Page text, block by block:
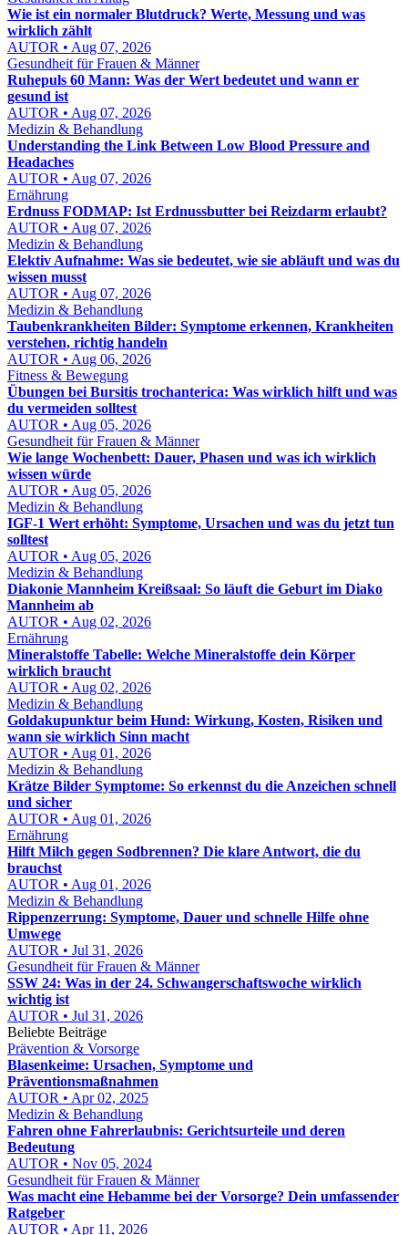
Wie ist ein normaler Blutdruck? Werte, Messung und was
wirklich zählt
AUTOR • Aug 07, 2026
Gesundheit für Frauen & Männer
Ruhepuls 60 Mann: Was der Wert bedeutet und wann er
gesund ist
AUTOR • Aug 07, 2026
Medizin & Behandlung
Understanding the Link Between Low Blood Pressure and
Headaches
AUTOR • Aug 07, 2026
Ernährung
Erdnuss FODMAP: Ist Erdnussbutter bei Reizdarm erlaubt?
AUTOR • Aug 07, 2026
Medizin & Behandlung
Elektiv Aufnahme: Was sie bedeutet, wie sie abläuft und was du
wissen musst
AUTOR • Aug 07, 2026
Medizin & Behandlung
Taubenkrankheiten Bilder: Symptome erkennen, Krankheiten
verstehen, richtig handeln
AUTOR • Aug 06, 2026
Fitness & Bewegung
Übungen bei Bursitis trochanterica: Was wirklich hilft und was
du vermeiden solltest
AUTOR • Aug 05, 2026
Gesundheit für Frauen & Männer
Wie lange Wochenbett: Dauer, Phasen und was ich wirklich
wissen würde
AUTOR • Aug 05, 2026
Medizin & Behandlung
IGF-1 Wert erhöht: Symptome, Ursachen und was du jetzt tun
solltest
AUTOR • Aug 05, 2026
Medizin & Behandlung
Diakonie Mannheim Kreißsaal: So läuft die Geburt im Diako
Mannheim ab
AUTOR • Aug 02, 2026
Ernährung
Mineralstoffe Tabelle: Welche Mineralstoffe dein Körper
wirklich braucht
AUTOR • Aug 02, 2026
Medizin & Behandlung
Goldakupunktur beim Hund: Wirkung, Kosten, Risiken und
wann sie wirklich Sinn macht
AUTOR • Aug 01, 2026
Medizin & Behandlung
Krätze Bilder Symptome: So erkennst du die Anzeichen schnell
und sicher
AUTOR • Aug 01, 2026
Ernährung
Hilft Milch gegen Sodbrennen? Die klare Antwort, die du
brauchst
AUTOR • Aug 01, 2026
Medizin & Behandlung
Rippenzerrung: Symptome, Dauer und schnelle Hilfe ohne
Umwege
AUTOR • Jul 31, 2026
Gesundheit für Frauen & Männer
SSW 24: Was in der 24. Schwangerschaftswoche wirklich
wichtig ist
AUTOR • Jul 31, 2026
Beliebte Beiträge
Prävention & Vorsorge
Blasenkeime: Ursachen, Symptome und
Präventionsmaßnahmen
AUTOR • Apr 02, 2025
Medizin & Behandlung
Fahren ohne Fahrerlaubnis: Gerichtsurteile und deren
Bedeutung
AUTOR • Nov 05, 2024
Gesundheit für Frauen & Männer
Was macht eine Hebamme bei der Vorsorge? Dein umfassender
Ratgeber
AUTOR • Apr 11, 2026